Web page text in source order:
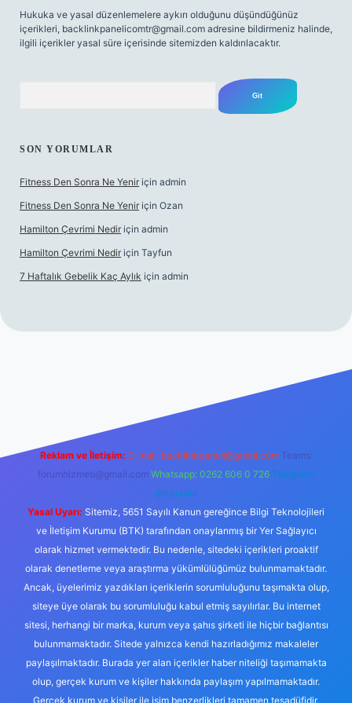
Hukuka ve yasal düzenlemelere aykırı olduğunu düşündüğünüz
içerikleri, backlinkpanelicomtr@gmail.com adresine bildirmeniz halinde,
ilgili içerikler yasal süre içerisinde sitemizden kaldırılacaktır.
SON YORUMLAR
Fitness Den Sonra Ne Yenir için admin
Fitness Den Sonra Ne Yenir için Ozan
Hamilton Çevrimi Nedir için admin
Hamilton Çevrimi Nedir için Tayfun
7 Haftalık Gebelik Kaç Aylık için admin
Reklam ve İletişim: E-mail: backlinkpaneli@gmail.com Teams:
forumhizmeti@gmail.com Whatsapp: 0262 606 0 726 Telegram:
@karabul
Yasal Uyarı: Sitemiz, 5651 Sayılı Kanun gereğince Bilgi Teknolojileri
ve İletişim Kurumu (BTK) tarafından onaylanmış bir Yer Sağlayıcı
olarak hizmet vermektedir. Bu nedenle, sitedeki içerikleri proaktif
olarak denetleme veya araştırma yükümlülüğümüz bulunmamaktadır.
Ancak, üyelerimiz yazdıkları içeriklerin sorumluluğunu taşımakta olup,
siteye üye olarak bu sorumluluğu kabul etmiş sayılırlar. Bu internet
sitesi, herhangi bir marka, kurum veya şahıs şirketi ile hiçbir bağlantısı
bulunmamaktadır. Sitede yalnızca kendi hazırladığımız makaleler
paylaşılmaktadır. Burada yer alan içerikler haber niteliği taşımamakta
olup, gerçek kurum ve kişiler hakkında paylaşım yapılmamaktadır.
Gerçek kurum ve kişiler ile isim benzerlikleri tamamen tesadüfidir.